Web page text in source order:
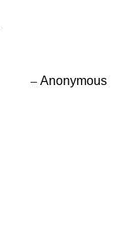
– Anonymous